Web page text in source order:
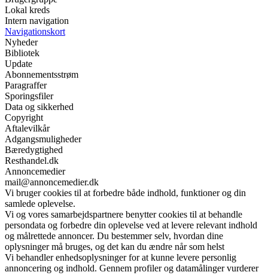
Lokal kreds
Intern navigation
Navigationskort
Nyheder
Bibliotek
Update
Abonnementsstrøm
Paragraffer
Sporingsfiler
Data og sikkerhed
Copyright
Aftalevilkår
Adgangsmuligheder
Bæredygtighed
Resthandel.dk
Annoncemedier
mail@annoncemedier.dk
Vi bruger cookies til at forbedre både indhold, funktioner og din
samlede oplevelse.
Vi og vores samarbejdspartnere benytter cookies til at behandle
persondata og forbedre din oplevelse ved at levere relevant indhold
og målrettede annoncer. Du bestemmer selv, hvordan dine
oplysninger må bruges, og det kan du ændre når som helst
Vi behandler enhedsoplysninger for at kunne levere personlig
annoncering og indhold. Gennem profiler og datamålinger vurderer